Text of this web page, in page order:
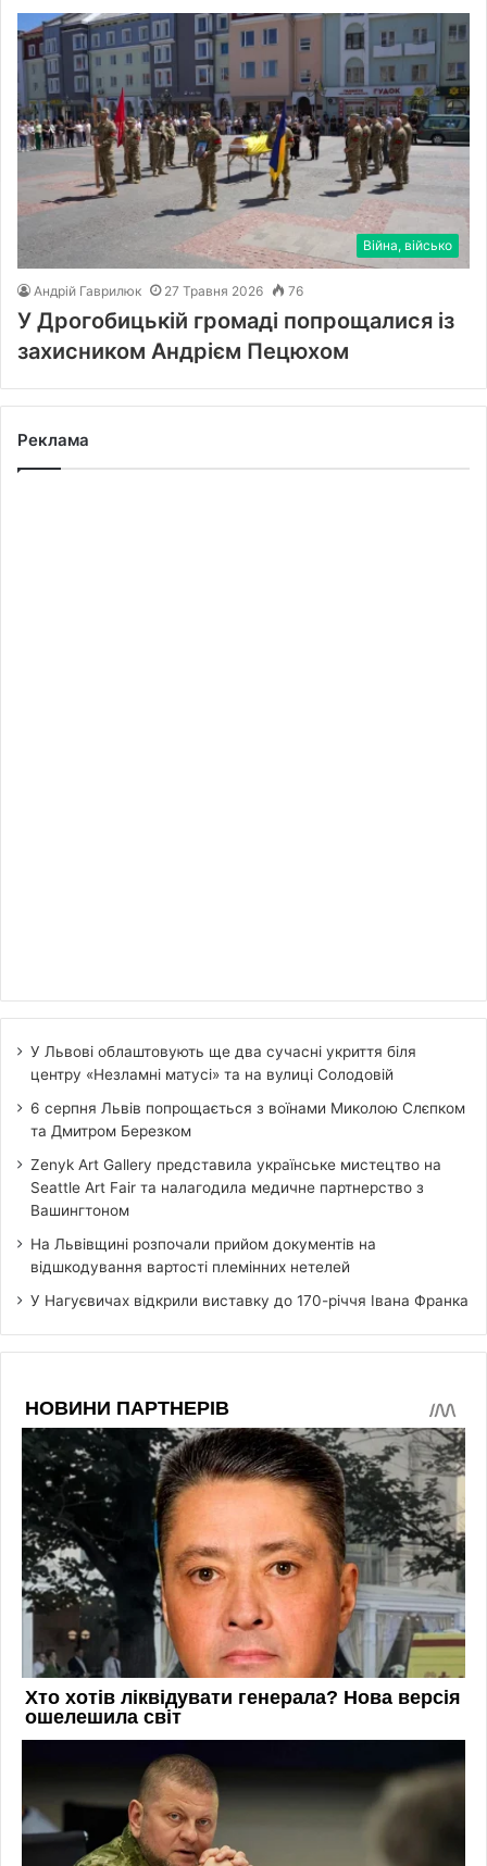
Війна, військо
Андрій Гаврилюк 27 Травня 2026 76
У Дрогобицькій громаді попрощалися із
захисником Андрієм Пецюхом
Реклама
У Львові облаштовують ще два сучасні укриття біля
центру «Незламні матусі» та на вулиці Солодовій
6 серпня Львів попрощається з воїнами Миколою Слєпком
та Дмитром Березком
Zenyk Art Gallery представила українське мистецтво на
Seattle Art Fair та налагодила медичне партнерство з
Вашингтоном
На Львівщині розпочали прийом документів на
відшкодування вартості племінних нетелей
У Нагуєвичах відкрили виставку до 170-річчя Івана Франка